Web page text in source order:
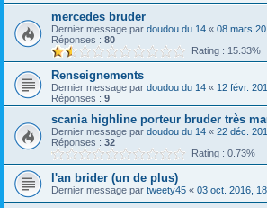
mercedes bruder
Dernier message par doudou du 14 « 08 mars
Réponses : 80
Rating : 15.33%
Renseignements
Dernier message par doudou du 14 « 12 févr.
Réponses : 9
scania highline porteur bruder très
Dernier message par doudou du 14 « 22 déc.
Réponses : 32
Rating : 0.73%
l'an brider (un de plus)
Dernier message par tweety45 « 03 oct. 2016,